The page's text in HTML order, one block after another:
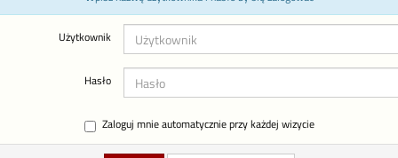
Użytkownik
Hasło
Zaloguj mnie automatycznie przy każdej wizycie